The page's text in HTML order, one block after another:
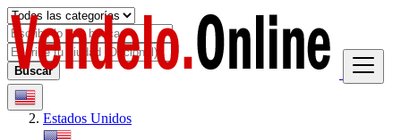
Buscar
Estados Unidos